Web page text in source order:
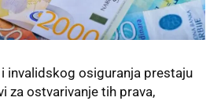
invalidskog osiguranja prestaju
za ostvarivanje tih prava,